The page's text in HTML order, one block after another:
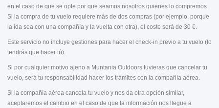
en el caso de que se opte por que seamos nosotros quienes lo compremos.
Si la compra de tu vuelo requiere más de dos compras (por ejemplo, porque
la ida sea con una compañía y la vuelta con otra), el coste será de 30 €.
Este servicio no incluye gestiones para hacer el check-in previo a tu vuelo (lo
tendrás que hacer tú).
Si por cualquier motivo ajeno a Muntania Outdoors tuvieras que cancelar tu
vuelo, será tu responsabilidad hacer los trámites con la compañía aérea.
Si la compañía aérea cancela tu vuelo y nos da otra opción similar,
aceptaremos el cambio en el caso de que la información nos llegue a